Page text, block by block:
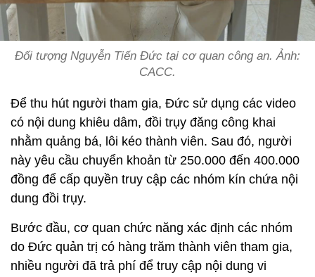
Đối tượng Nguyễn Tiến Đức tại cơ quan công an. Ảnh:
CACC.
Để thu hút người tham gia, Đức sử dụng các video
có nội dung khiêu dâm, đồi trụy đăng công khai
nhằm quảng bá, lôi kéo thành viên. Sau đó, người
này yêu cầu chuyển khoản từ 250.000 đến 400.000
đồng để cấp quyền truy cập các nhóm kín chứa nội
dung đồi trụy.
Bước đầu, cơ quan chức năng xác định các nhóm
do Đức quản trị có hàng trăm thành viên tham gia,
nhiều người đã trả phí để truy cập nội dung vi